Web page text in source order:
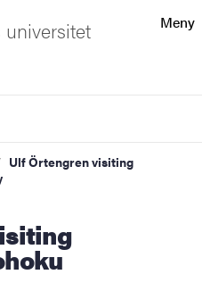
Meny
Ulf Örtengren visiting